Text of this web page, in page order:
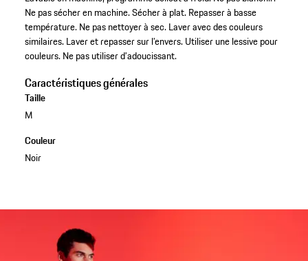
Ne pas sécher en machine. Sécher à plat. Repasser à basse
température. Ne pas nettoyer à sec. Laver avec des couleurs
similaires. Laver et repasser sur l’envers. Utiliser une lessive pour
couleurs. Ne pas utiliser d’adoucissant.
Caractéristiques générales
Taille
M
Couleur
Noir